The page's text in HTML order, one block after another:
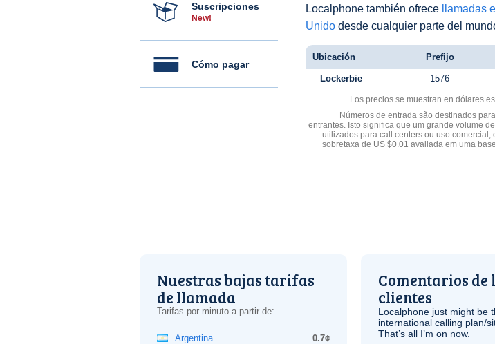
Suscripciones
New!
Cómo pagar
Localphone también ofrece
llamadas
Unido desde cualquier parte del
Ubicación Prefijo
Lockerbie 1576
Los precios se muestran en dólares
Números de entrada são destinados
entrantes. Isto significa que um grande volume
utilizados para call centers ou uso
sobretaxa de US $0.01 avaliada em uma
Nuestras bajas tarifas
de llamada
Tarifas por minuto a partir de:
Argentina
0.7¢
Comentarios de
clientes
Localphone just might be
international calling plan/
That’s all I’m on now.